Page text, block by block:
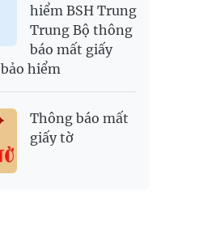
hiểm BSH Trung
Trung Bộ thông
báo mất giấy
hiểm
Thông báo mất
giấy tờ